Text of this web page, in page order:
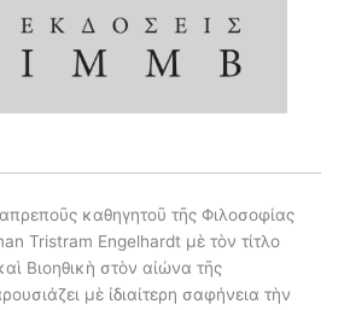
καθηγητοῦ τῆς Φιλοσοφίας
Tristram Engelhardt μὲ τὸν τίτλο
Βιοηθικὴ στὸν αἰώνα τῆς
μὲ ἰδιαίτερη σαφή­νεια τὴν